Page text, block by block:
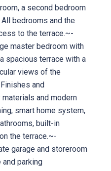
a second bedroom
bedrooms and the
to the terrace.~-
master bedroom with
spacious terrace with a
views of the
and
and modern
smart home system,
built-in
the terrace.~-
garage and storeroom
parking